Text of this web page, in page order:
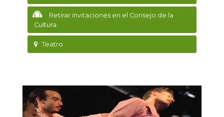
Retirar invitaciones en el Consejo de la
Cultura
Teatro